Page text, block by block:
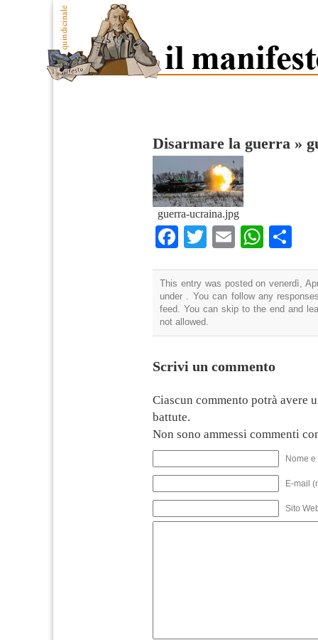
Disarmare la guerra »
guerra-ucraina.jpg
Facebook
TwitterEmail
This entry was posted on venerdì,
under . You can follow any
feed. You can skip to the end and
not allowed.
Scrivi un commento
Ciascun commento potrà avere
battute.
Non sono ammessi commenti
Nome
E-mail
Sito